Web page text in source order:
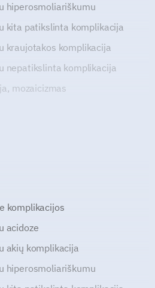
hiperosmoliariškumu
kita patikslinta komplikacija
kraujotakos komplikacija
nepatikslinta komplikacija
mozaicizmas
komplikacijos
acidoze
akių komplikacija
hiperosmoliariškumu